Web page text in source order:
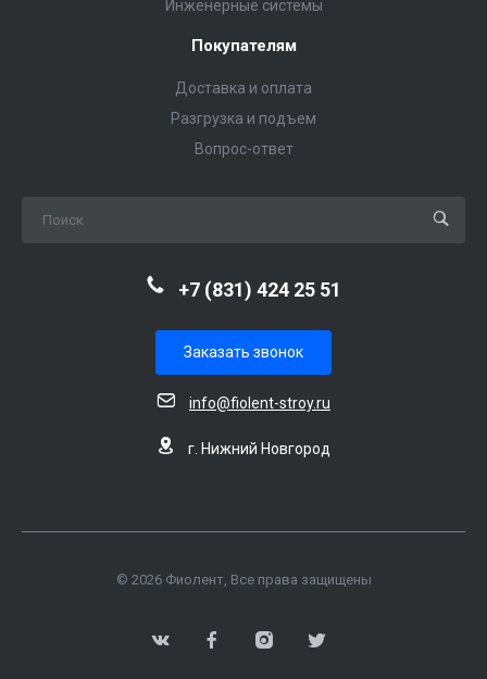
Инженерные системы
Покупателям
Доставка и оплата
Разгрузка и подъем
Вопрос-ответ
+7 (831) 424 25 51
Заказать звонок
info@fiolent-stroy.ru
г. Нижний Новгород
© 2026 Фиолент, Все права защищены